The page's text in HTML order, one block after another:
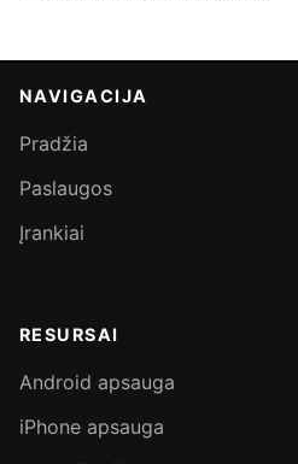
NAVIGACIJA
Pradžia
Paslaugos
Įrankiai
RESURSAI
Android apsauga
iPhone apsauga